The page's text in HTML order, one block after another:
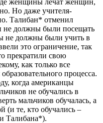
женщины лечат женщин,
Но даже учителя-
Талибан* отменил
не должны были посещать
не должны были учить в
это ограничение, так
прекратили свою
как только все
процесса.
когда американцы
не обучались в
мальчиков обучалась, а
(и те, кто обучались –
Талибана*).